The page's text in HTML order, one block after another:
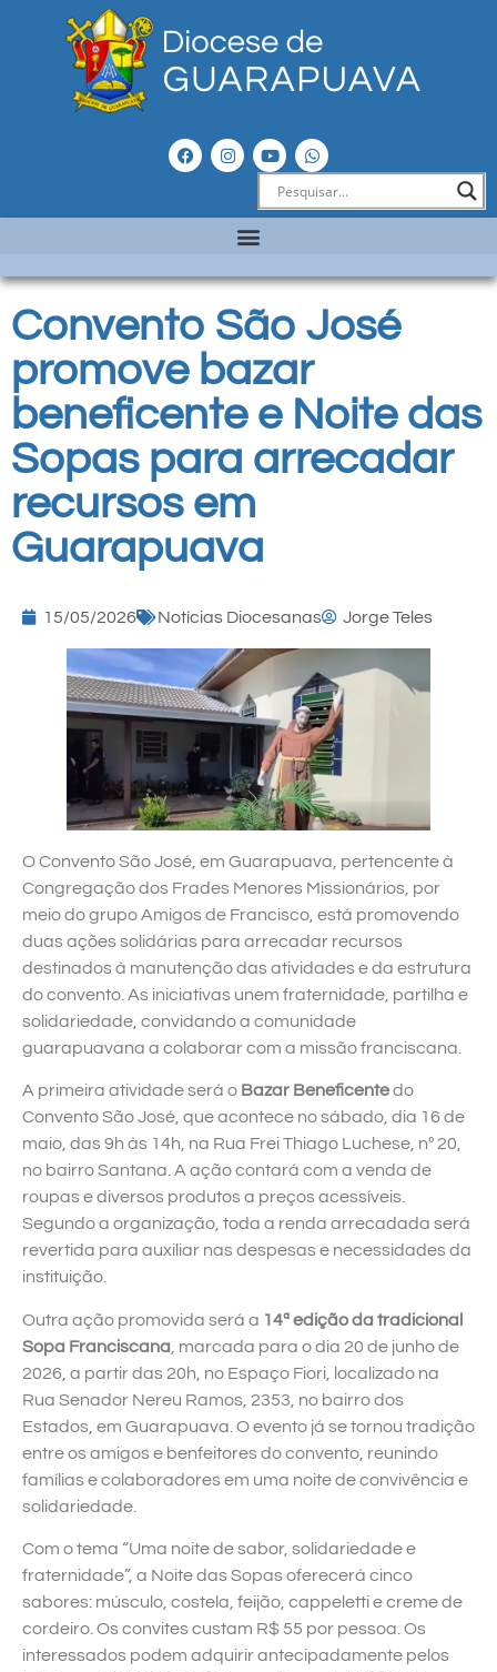
Convento São José
promove bazar
beneficente e Noite das
Sopas para arrecadar
recursos em
Guarapuava
15/05/2026 Notícias Diocesanas Jorge Teles
O Convento São José, em Guarapuava, pertencente à
Congregação dos Frades Menores Missionários, por
meio do grupo Amigos de Francisco, está promovendo
duas ações solidárias para arrecadar recursos
destinados à manutenção das atividades e da estrutura
do convento. As iniciativas unem fraternidade, partilha e
solidariedade, convidando a comunidade
guarapuavana a colaborar com a missão franciscana.
A primeira atividade será o Bazar Beneficentedo
Convento São José, que acontece no sábado, dia 16 de
maio, das 9h às 14h, na Rua Frei Thiago Luchese, nº 20,
no bairro Santana. A ação contará com a venda de
roupas e diversos produtos a preços acessíveis.
Segundo a organização, toda a renda arrecadada será
revertida para auxiliar nas despesas e necessidades da
instituição.
Outra ação promovida será a 14ª edição da tradicional
Sopa Franciscana , marcada para o dia 20 de junho de
2026, a partir das 20h, no Espaço Fiori, localizado na
Rua Senador Nereu Ramos, 2353, no bairro dos
Estados, em Guarapuava. O evento já se tornou tradição
entre os amigos e benfeitores do convento, reunindo
famílias e colaboradores em uma noite de convivência e
solidariedade.
Com o tema “Uma noite de sabor, solidariedade e
fraternidade”, a Noite das Sopas oferecerá cinco
sabores: músculo, costela, feijão, cappeletti e creme de
cordeiro. Os convites custam R$ 55 por pessoa. Os
interessados podem adquirir antecipadamente pelos